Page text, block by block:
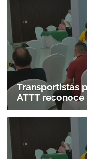
Transportistas
ATTT